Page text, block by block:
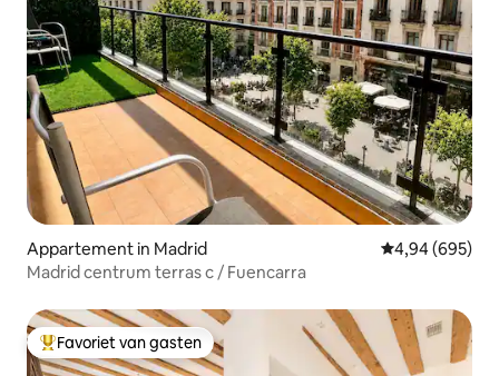
Appartement in Madrid Gemiddelde
4,94 (695)
Madrid centrum terras c / Fuencarra
Topfavoriet van gasten
Favoriet van gasten